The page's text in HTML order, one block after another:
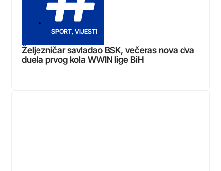
SPORT, VIJESTI
Željezničar savladao BSK, večeras nova dva
duela prvog kola WWIN lige BiH